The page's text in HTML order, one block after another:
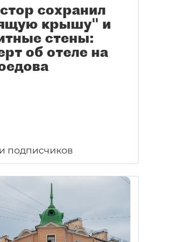
сохранил
крышу" и
стены:
об отеле на
подписчиков